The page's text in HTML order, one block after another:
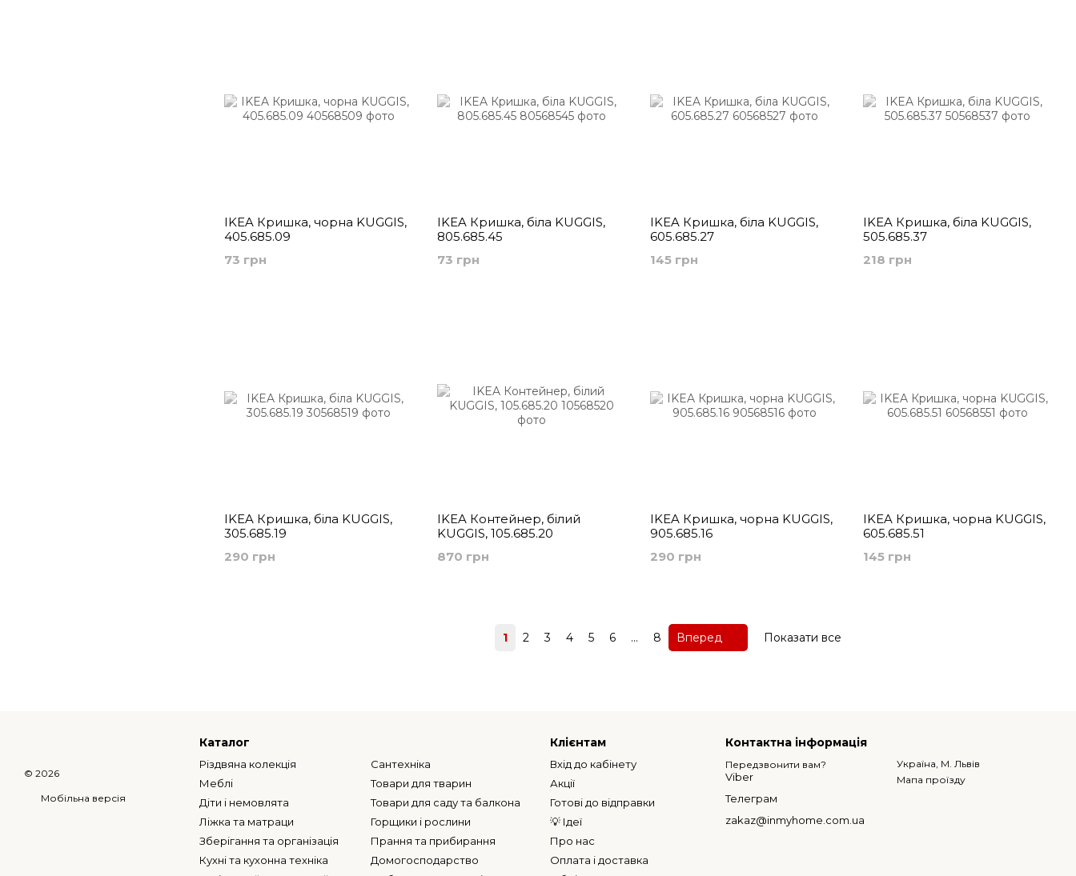
IKEA Кришка, чорна KUGGIS,
405.685.09
73 грн
IKEA Кришка, біла KUGGIS,
805.685.45
73 грн
IKEA Кришка, біла KUGGIS,
605.685.27
145 грн
IKEA Кришка, біла KUGGIS,
505.685.37
218 грн
IKEA Кришка, біла KUGGIS,
305.685.19
290 грн
IKEA Контейнер, білий
KUGGIS, 105.685.20
870 грн
IKEA Кришка, чорна KUGGIS,
905.685.16
290 грн
IKEA Кришка, чорна KUGGIS,
605.685.51
145 грн
1 2 3 4 5 6 ... 8 Вперед Показати все
© 2026
Мобільна версія
Каталог
Різдвяна колекція
Меблі
Діти і немовлята
Ліжка та матраци
Зберігання та організація
Кухні та кухонна техніка
Сантехніка
Товари для тварин
Товари для саду та балкона
Горщики і рослини
Прання та прибирання
Домогосподарство
Клієнтам
Вхід до кабінету
Акції
Готові до відправки
💡 Ідеї
Про нас
Оплата і доставка
Контактна інформація
Передзвонити вам?
Viber
Телеграм
zakaz@inmyhome.com.ua
Україна, М. Львів
Мапа проїзду